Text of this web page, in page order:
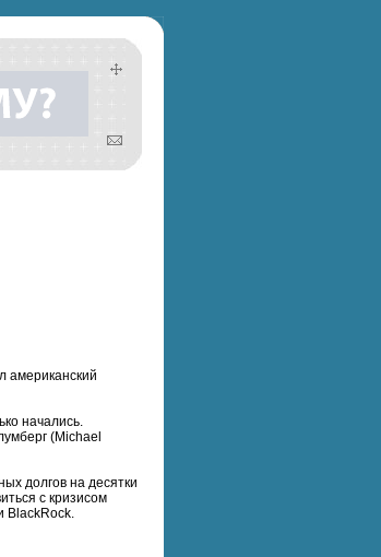
американский
начались.
(Michael
долгов на десятки
с кризисом
BlackRock.